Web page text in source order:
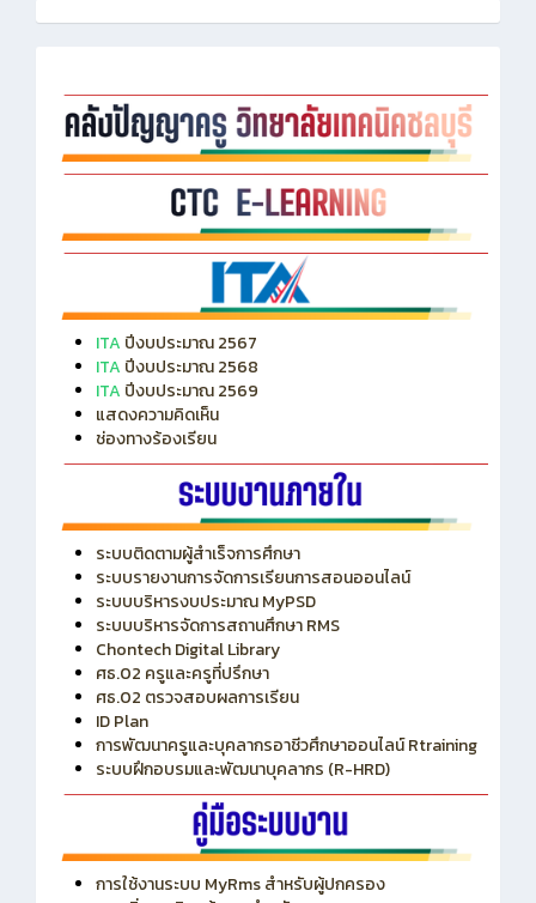
ITA ปีงบประมาณ 2567
ITA ปีงบประมาณ 2568
ITAปีงบประมาณ 2569
แสดงความคิดเห็น
ช่องทางร้องเรียน
ระบบติดตามผู้สำเร็จการศึกษา
ระบบรายงานการจัดการเรียนการสอนออนไลน์
ระบบบริหารงบประมาณ MyPSD
ระบบบริหารจัดการสถานศึกษา RMS
Chontech Digital Library
ศธ.02 ครูและครูที่ปรึกษา
ศธ.02 ตรวจสอบผลการเรียน
ID Plan
การพัฒนาครูและบุคลากรอาชีวศึกษาออนไลน์ Rtraining
ระบบฝึกอบรมและพัฒนาบุคลากร (R-HRD)